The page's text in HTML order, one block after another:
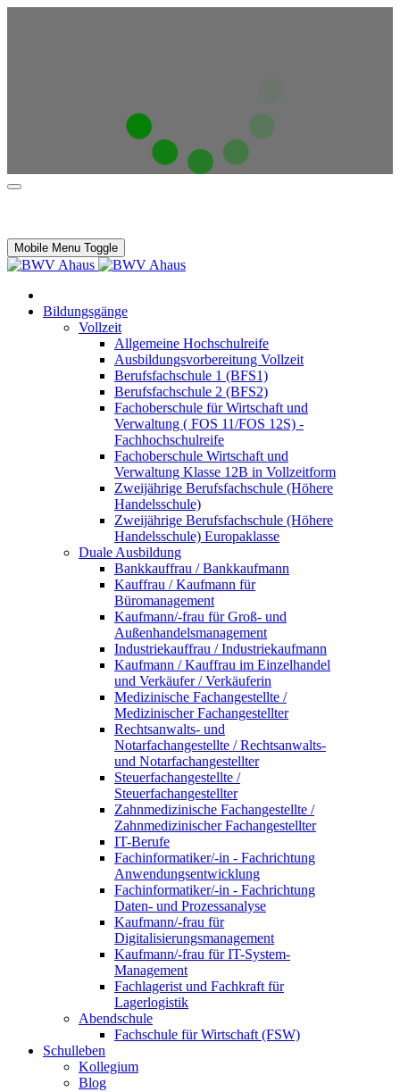
Mobile Menu Toggle
Bildungsgänge
Vollzeit
Allgemeine Hochschulreife
Ausbildungsvorbereitung Vollzeit
Berufsfachschule 1 (BFS1)
Berufsfachschule 2 (BFS2)
Fachoberschule für Wirtschaft und
Verwaltung ( FOS 11/FOS 12S) -
Fachhochschulreife
Fachoberschule Wirtschaft und
Verwaltung Klasse 12B in Vollzeitform
Zweijährige Berufsfachschule (Höhere
Handelsschule)
Zweijährige Berufsfachschule (Höhere
Handelsschule) Europaklasse
Duale Ausbildung
Bankkauffrau / Bankkaufmann
Kauffrau / Kaufmann für
Büromanagement
Kaufmann/-frau für Groß- und
Außenhandelsmanagement
Industriekauffrau / Industriekaufmann
Kaufmann / Kauffrau im Einzelhandel
und Verkäufer / Verkäuferin
Medizinische Fachangestellte /
Medizinischer Fachangestellter
Rechtsanwalts- und
Notarfachangestellte / Rechtsanwalts-
und Notarfachangestellter
Steuerfachangestellte /
Steuerfachangestellter
Zahnmedizinische Fachangestellte /
Zahnmedizinischer Fachangestellter
IT-Berufe
Fachinformatiker/-in - Fachrichtung
Anwendungsentwicklung
Fachinformatiker/-in - Fachrichtung
Daten- und Prozessanalyse
Kaufmann/-frau für
Digitalisierungsmanagement
Kaufmann/-frau für IT-System-
Management
Fachlagerist und Fachkraft für
Lagerlogistik
Abendschule
Fachschule für Wirtschaft (FSW)
Schulleben
Kollegium
Blog